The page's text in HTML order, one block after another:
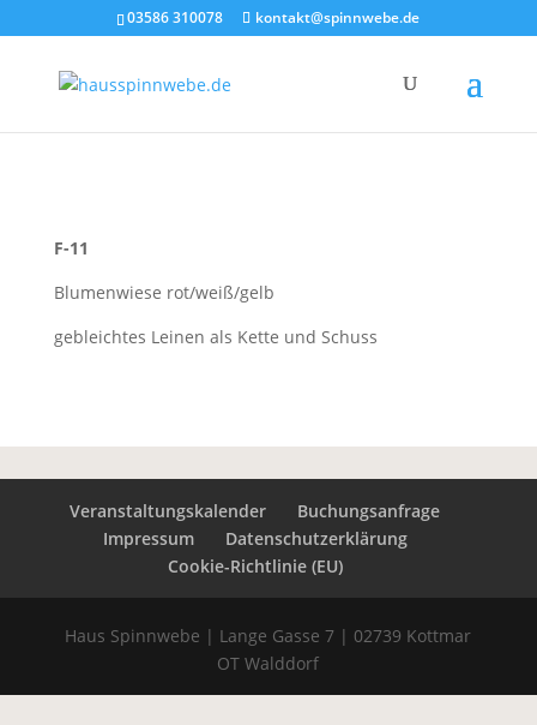
03586 310078 kontakt@spinnwebe.de
F-11
Blumenwiese rot/weiß/gelb
gebleichtes Leinen als Kette und Schuss
Veranstaltungskalender
Buchungsanfrage
Impressum
Datenschutzerklärung
Cookie-Richtlinie (EU)
Haus Spinnwebe | Lange Gasse 7 | 02739 Kottmar
OT Walddorf